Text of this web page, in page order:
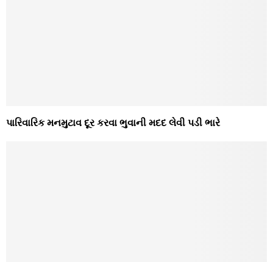
પારિવારિક મનમુટાવ દૂર કરવા ભુવાની મદદ લેવી પડી ભારે